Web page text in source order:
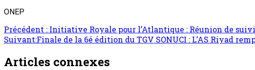
ONEP
Précédent : Initiative Royale pour l’Atlantique : Réunion de
Suivant:Finale de la 6é édition du TGV SONUCI : L’AS Riyad
Articles connexes